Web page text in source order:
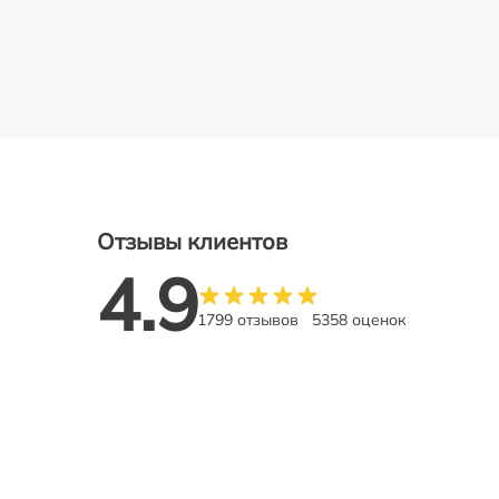
Отзывы клиентов
4.91799 отзывов 5358 оценок